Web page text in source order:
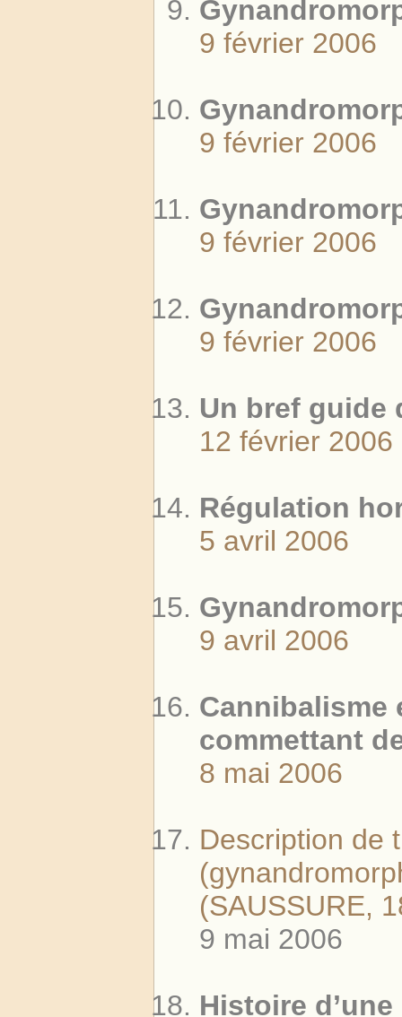
9 février 2006
9 février 2006
9 février 2006
9 février 2006
Un bref guide
12 février 2006
Régulation
5 avril 2006
9 avril 2006
Cannibalisme
commettant
8 mai 2006
Description de
(SAUSSURE,
9 mai 2006
Histoire